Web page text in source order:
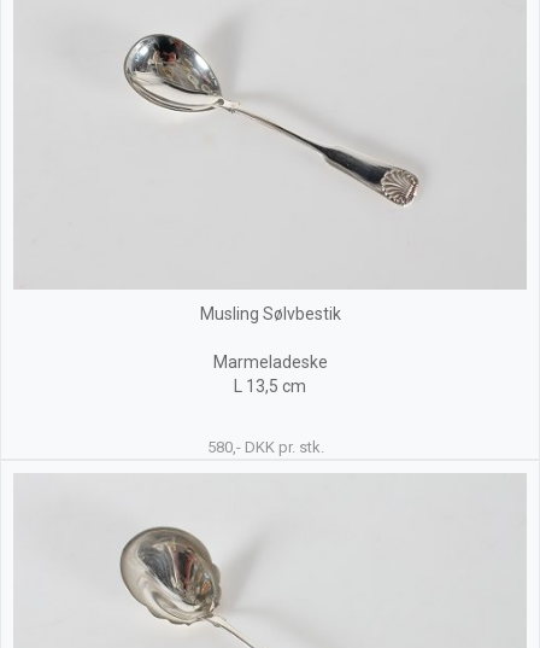
Musling Sølvbestik
Marmeladeske
L 13,5 cm
580,- DKK pr. stk.